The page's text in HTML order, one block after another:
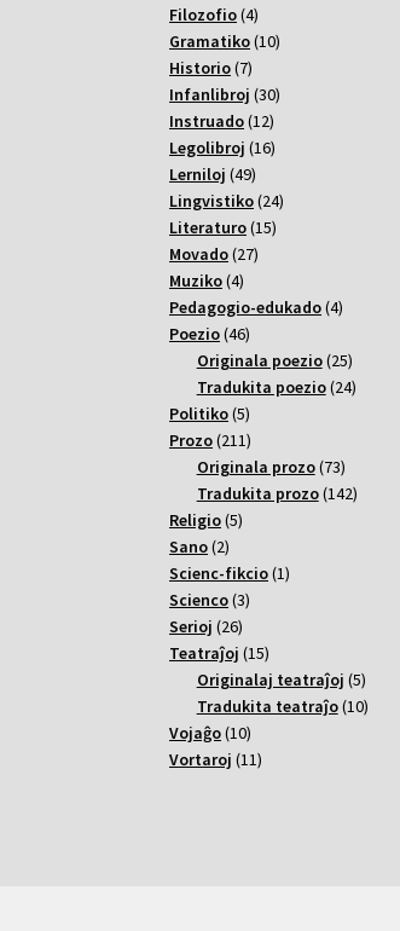
varoj
Filozofio 44
varoj
Gramatiko 1010
Historio 77
varoj
Infanlibroj 3030
Instruado 1212
varoj
Legolibroj 1616
Lerniloj 4949
varoj
Lingvistiko 2424
Literaturo 1515
Movado 2727
Muziko 44
varoj
Pedagogio-edukado 44
Poezio 4646
varoj
Originala poezio 2525
varoj
Tradukita poezio 2424
Politiko 55
varoj
Prozo 211211
varoj
Originala prozo 7373
varoj
Tradukita prozo 142142
Religio 55
Sano 22
varoj
Scienc-fikcio 11
Scienco 33
Serioj 2626
varoj
Teatraĵoj 1515
varoj
Originalaj teatraĵoj 55
varoj
Tradukita teatraĵo 1010
Vojaĝo 1010
varoj
Vortaroj 1111